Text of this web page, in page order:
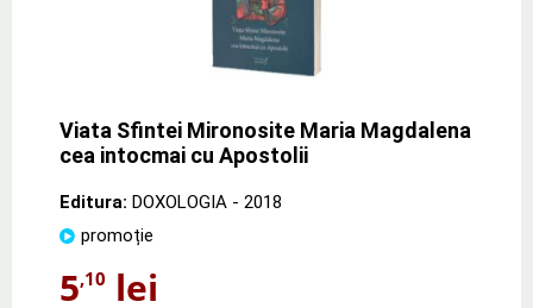
Viata Sfintei Mironosite Maria Magdalena
cea intocmai cu Apostolii
Editura: DOXOLOGIA - 2018
promoție
5,10 lei